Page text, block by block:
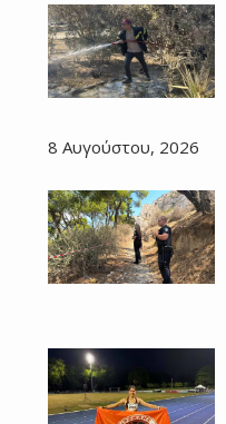
8 Αυγούστου, 2026